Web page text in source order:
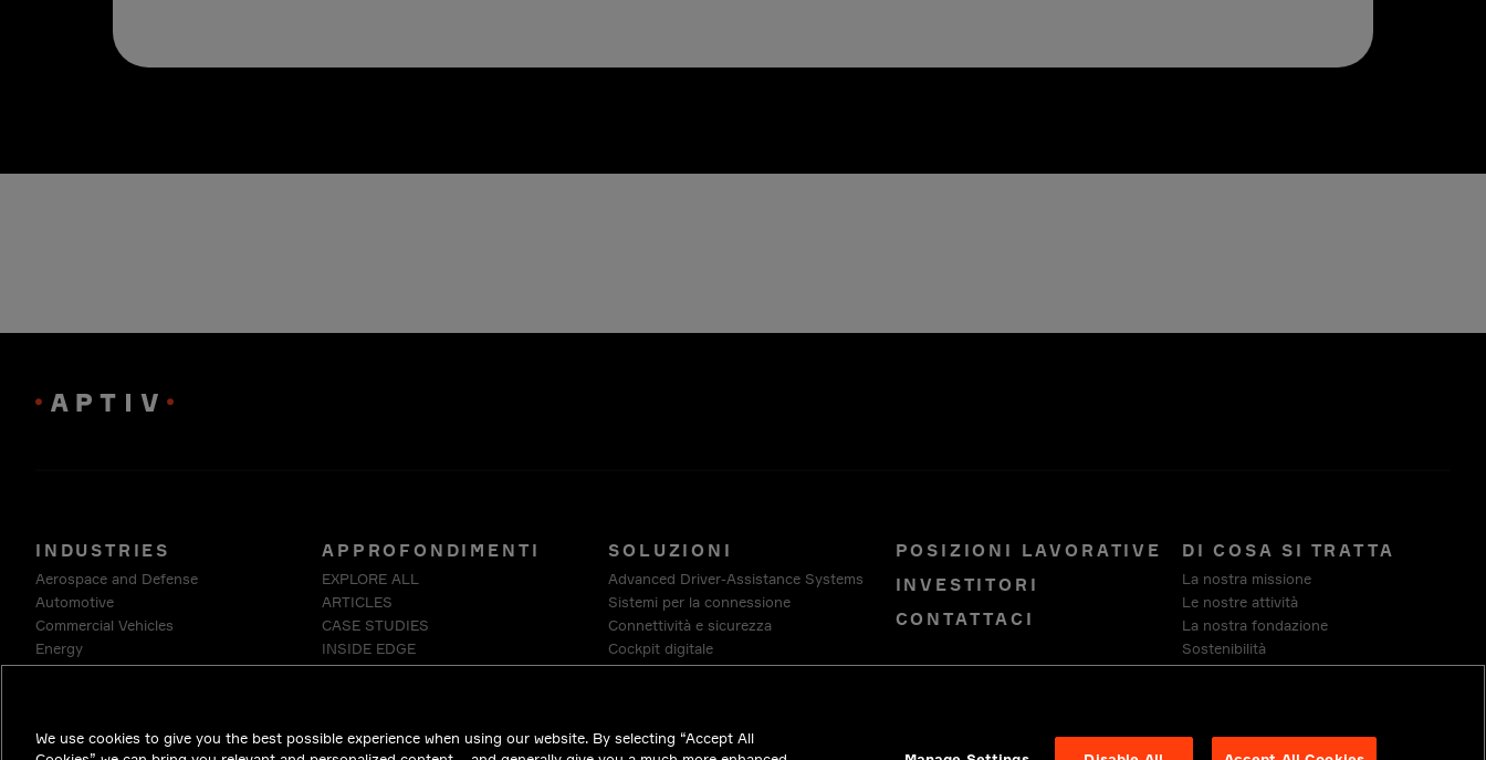
INDUSTRIES
Aerospace and Defense
Automotive
Commercial Vehicles
Energy
Enterprise
Telecommunications
APPROFONDIMENTI
EXPLORE ALL
ARTICLES
CASE STUDIES
INSIDE EDGE
WHITE PAPERS
SOLUZIONI
Advanced Driver-Assistance Systems
Sistemi per la connessione
Connettività e sicurezza
Cockpit digitale
Architettura per veicoli intelligenti
Intercable Automotive Solutions
POSIZIONI LAVORATIVE
INVESTITORI
CONTATTACI
DI COSA SI TRATTA
La nostra missione
Le nostre attività
La nostra fondazione
Sostenibilità
Fornitori
We use cookies to give you the best possible experience when using our website. By selecting “Accept All